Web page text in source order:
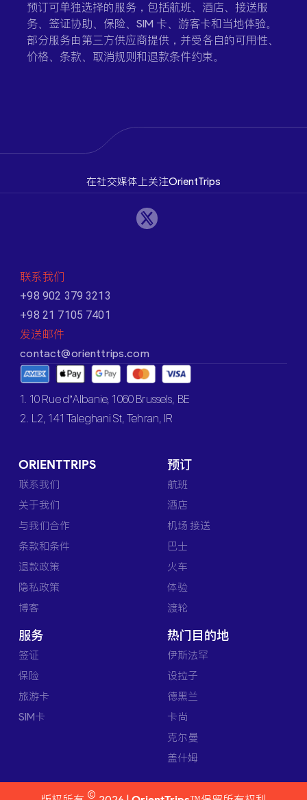
预订可单独选择的服务，包括航班、酒店、接送服
务、签证协助、保险、SIM 卡、游客卡和当地体验。
部分服务由第三方供应商提供，并受各自的可用性、
价格、条款、取消规则和退款条件约束。
在社交媒体上关注OrientTrips
联系我们
+98 902 379 3213
+98 21 7105 7401
发送邮件
contact@orienttrips.com
1. 10 Rue d’Albanie, 1060 Brussels, BE
2. L2, 141 Taleghani St, Tehran, IR
ORIENTTRIPS
联系我们
关于我们
与我们合作
条款和条件
退款政策
隐私政策
博客
预订
航班
酒店
机场 接送
巴士
火车
体验
渡轮
服务
签证
保险
旅游卡
SIM卡
热门目的地
伊斯法罕
设拉子
德黑兰
卡尚
克尔曼
盖什姆